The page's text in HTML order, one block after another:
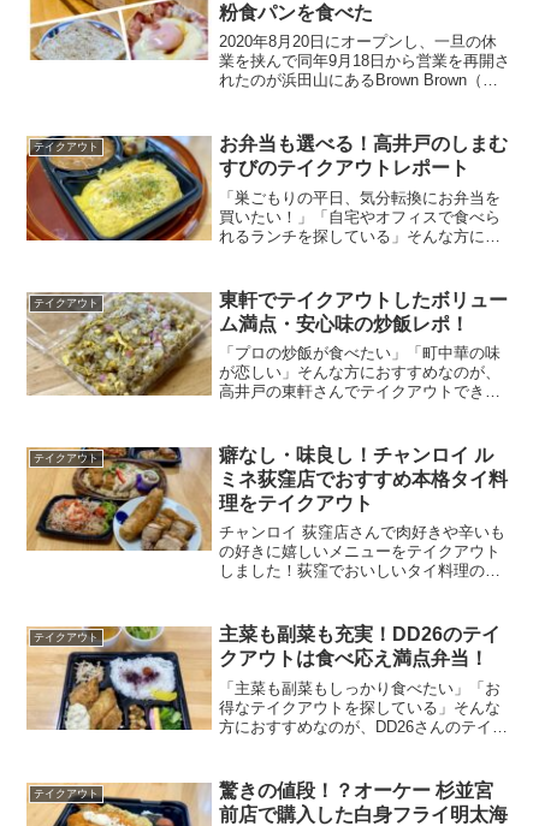
粉食パンを食べた
2020年8月20日にオープンし、一旦の休
業を挟んで同年9月18日から営業を再開さ
れたのが浜田山にあるBrown Brown（ブ
「たまにはプチリッチな食パンが食べた
い」「...
テイクアウト
お弁当も選べる！高井戸のしまむ
すびのテイクアウトレポート
「巣ごもりの平日、気分転換にお弁当を
買いたい！」「自宅やオフィスで食べら
れるランチを探している」そんな方にお
はじめとしたメニューを、テイクアウト
で購入できます。今回は高...
テイクアウト
東軒でテイクアウトしたボリュー
ム満点・安心味の炒飯レポ！
「プロの炒飯が食べたい」「町中華の味
が恋しい」そんな方におすすめなのが、
高井戸の東軒さんでテイクアウトできる
く、スプーンがモリモリ進むメニューで
す。今回は自宅で町中華の...
テイクアウト
癖なし・味良し！チャンロイ ル
ミネ荻窪店でおすすめ本格タイ料
理をテイクアウト
チャンロイ 荻窪店さんで肉好きや辛いも
の好きに嬉しいメニューをテイクアウト
しました！荻窪でおいしいタイ料理のお
ロイ 荻窪店さんの料理をご紹介します。
テイクアウト
主菜も副菜も充実！DD26のテイ
クアウトは食べ応え満点弁当！
「主菜も副菜もしっかり食べたい」「お
得なテイクアウトを探している」そんな
方におすすめなのが、DD26さんのテイク
持ち帰れます。今回はDD26さんでテイク
アウトした、...
テイクアウト
驚きの値段！？オーケー 杉並宮
前店で購入した白身フライ明太海